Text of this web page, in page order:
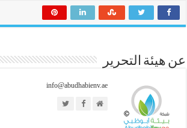
عن هيئة التحرير
info@abudhabienv.ae